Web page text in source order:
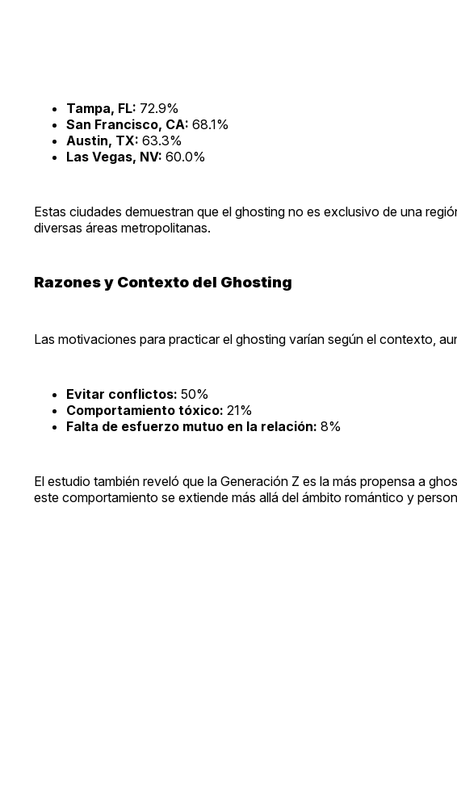
Tampa, FL: 72.9%
San Francisco, CA: 68.1%
Austin, TX: 63.3%
Las Vegas, NV: 60.0%
Estas ciudades demuestran que el ghosting no es exclusivo de una
diversas áreas metropolitanas.
Razones y Contexto del Ghosting
Las motivaciones para practicar el ghosting varían según el contexto,
Evitar conflictos: 50%
Comportamiento tóxico: 21%
Falta de esfuerzo mutuo en la relación: 8%
El estudio también reveló que la Generación Z es la más propensa a
este comportamiento se extiende más allá del ámbito romántico y